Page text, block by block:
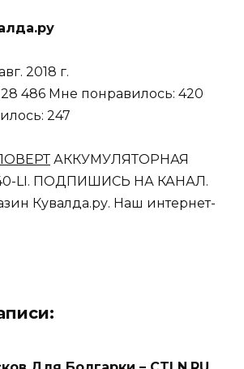
2018 г.
486 Мне понравилось: 420
247
АККУМУЛЯТОРНАЯ
LI. ПОДПИШИСЬ НА КАНАЛ.
Кувалда.ру. Наш интернет-